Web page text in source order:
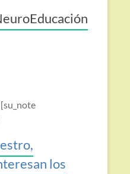
los